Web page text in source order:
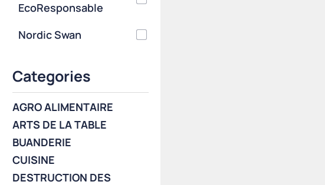
EcoResponsable
Nordic Swan
Categories
AGRO ALIMENTAIRE
ARTS DE LA TABLE
BUANDERIE
CUISINE
DESTRUCTION DES